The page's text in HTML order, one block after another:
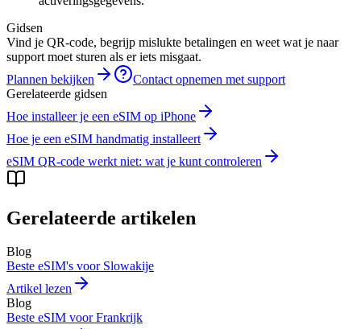
Gidsen
Vind je QR-code, begrijp mislukte betalingen en weet wat je naar
support moet sturen als er iets misgaat.
Plannen bekijken
Contact opnemen met support
Gerelateerde gidsen
Hoe installeer je een eSIM op iPhone
Hoe je een eSIM handmatig installeert
eSIM QR-code werkt niet: wat je kunt controleren
Gerelateerde artikelen
Blog
Beste eSIM's voor Slowakije
Artikel lezen
Blog
Beste eSIM voor Frankrijk